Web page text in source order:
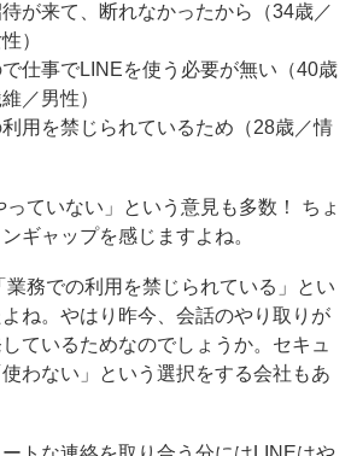
待が来て、断れなかったから（34歳／
）
で仕事でLINEを使う必要が無い（40歳
／男性）
利用を禁じられているため（28歳／情
ていない」という意見も多数！ ちょ
ギャップを感じますよね。
業務での利用を禁じられている」とい
ね。やはり昨今、会話のやり取りが
ているためなのでしょうか。セキュ
わない」という選択をする会社もあ